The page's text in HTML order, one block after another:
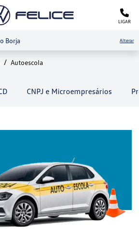
LIGAR
Borja Alterar
Autoescola
CNPJ e Microempresários